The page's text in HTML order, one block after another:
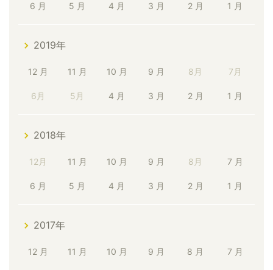
6 月 5 月 4 月 3 月 2 月 1 月
2019年
12 月 11 月 10 月 9 月 8月 7月
6月 5月 4 月 3 月 2 月 1 月
2018年
12月 11 月 10 月 9 月 8月 7 月
6 月 5 月 4 月 3 月 2 月 1 月
2017年
12 月 11 月 10 月 9 月 8 月 7 月